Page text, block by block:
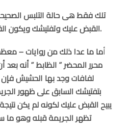
تلك فقط هى حالة التلبس
القبض عليك وتفتيشك ويكون القبض عليك وقتها صحيحا.
أما ما عدا ذلك من روايات –
محرر المحضر ” الظابط ” أنه
لفافات وجد بها الحشيش
بتفتيشك السابق على ظهور
يبيح القبض عليك لكونه لم يكن
تظهر الجريمة قبله وهو ما